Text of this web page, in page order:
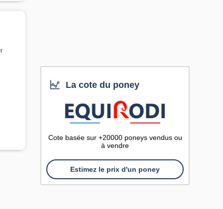
La cote du poney
Cote basée sur +20000 poneys vendus ou
à vendre
Estimez le prix d'un poney